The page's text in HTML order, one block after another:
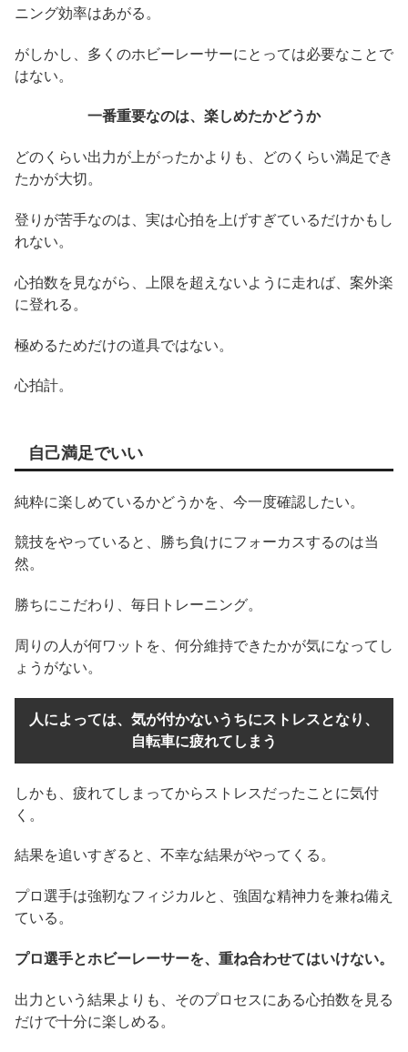
ニング効率はあがる。
がしかし、多くのホビーレーサーにとっては必要なことで
はない。
一番重要なのは、楽しめたかどうか
どのくらい出力が上がったかよりも、どのくらい満足でき
たかが大切。
登りが苦手なのは、実は心拍を上げすぎているだけかもし
れない。
心拍数を見ながら、上限を超えないように走れば、案外楽
に登れる。
極めるためだけの道具ではない。
心拍計。
自己満足でいい
純粋に楽しめているかどうかを、今一度確認したい。
競技をやっていると、勝ち負けにフォーカスするのは当
然。
勝ちにこだわり、毎日トレーニング。
周りの人が何ワットを、何分維持できたかが気になってし
ょうがない。
人によっては、気が付かないうちにストレスとなり、
自転車に疲れてしまう
しかも、疲れてしまってからストレスだったことに気付
く。
結果を追いすぎると、不幸な結果がやってくる。
プロ選手は強靭なフィジカルと、強固な精神力を兼ね備え
ている。
プロ選手とホビーレーサーを、重ね合わせてはいけない。
出力という結果よりも、そのプロセスにある心拍数を見る
だけで十分に楽しめる。